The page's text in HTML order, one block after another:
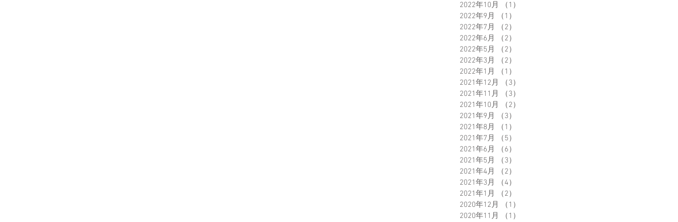
2022年10月
（1）
2022年9月
（1）
2022年7月
（2）
2022年6月
（2）
2022年5月
（2）
2022年3月
（2）
2022年1月
（1）
2021年12月
（3）
2021年11月
（3）
2021年10月
（2）
2021年9月
（3）
2021年8月
（1）
2021年7月
（5）
2021年6月
（6）
2021年5月
（3）
2021年4月
（2）
2021年3月
（4）
2021年1月
（2）
2020年12月
（1）
2020年11月
（1）